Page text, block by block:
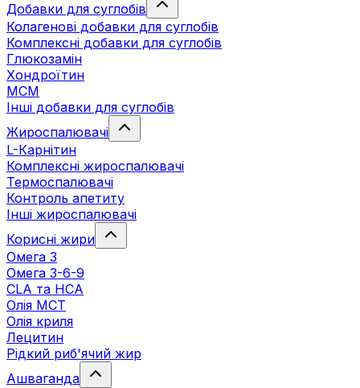
Добавки для суглобів
Колагенові добавки для суглобів
Комплексні добавки для суглобів
Глюкозамін
Хондроїтин
МСМ
Інші добавки для суглобів
Жироспалювачі
L-Карнітин
Комплексні жироспалювачі
Термоспалювачі
Контроль апетиту
Інші жироспалювачі
Корисні жири
Омега 3
Омега 3-6-9
CLA та HCA
Олія МСТ
Олія криля
Лецитин
Рідкий риб'ячий жир
Ашваганда